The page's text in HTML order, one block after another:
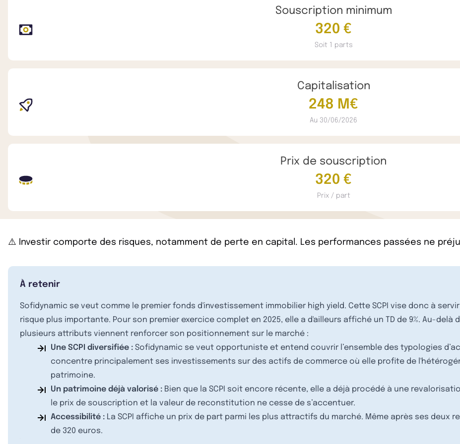
Souscription minimum
320 €
Soit 1 parts
Capitalisation
248 M€
Au 30/06/2026
Prix de souscription
320 €
Prix / part
⚠️ Investir comporte des risques, notamment de perte en capital. Les performances passées ne
À retenir
Sofidynamic se veut comme le premier fonds d'investissement immobilier high yield. Cette SCPI vise donc à
risque plus importante. Pour son premier exercice complet en 2025, elle a d'ailleurs affiché un TD de 9%. Au-
plusieurs attributs viennent renforcer son positionnement sur le marché :
Une SCPI diversifiée : Sofidynamic se veut opportuniste et entend couvrir l’ensemble des typologies
concentre principalement ses investissements sur des actifs de commerce où elle profite de
patrimoine.
Un patrimoine déjà valorisé : Bien que la SCPI soit encore récente, elle a déjà procédé à une
le prix de souscription et la valeur de reconstitution ne cesse de s’accentuer.
Accessibilité : La SCPI affiche un prix de part parmi les plus attractifs du marché. Même après ses
de 320 euros.